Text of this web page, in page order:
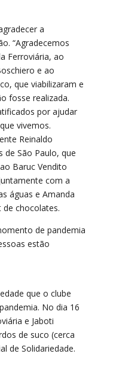
a
“Agradecemos
Ferroviária, ao
e ao
que viabilizaram e
fosse realizada.
por ajudar
vivemos.
Reinaldo
de São Paulo, que
Baruc Vendito
com a
águas e Amanda
chocolates.
de pandemia
estão
que o clube
No dia 16
e Jaboti
de suco (cerca
de Solidariedade.